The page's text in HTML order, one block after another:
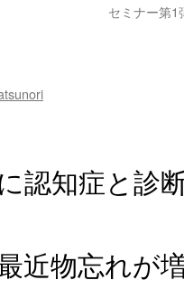
セミナー第
認知症と診
近物忘れが